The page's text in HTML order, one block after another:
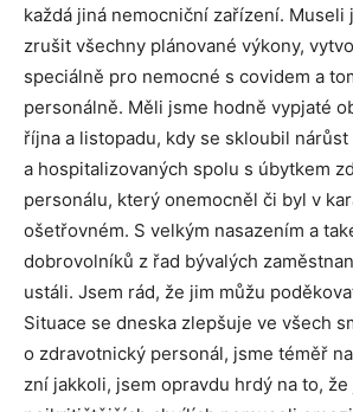
každá jiná nemocniční zařízení. Museli
zrušit všechny plánované výkony,
speciálně pro nemocné s covidem a
personálně. Měli jsme hodně vypjaté
října a listopadu, kdy se skloubil
a hospitalizovaných spolu s úbytkem
personálu, který onemocněl či byl v
ošetřovném. S velkým nasazením a
dobrovolníků z řad bývalých
ustáli. Jsem rád, že jim můžu
Situace se dneska zlepšuje ve všech
o zdravotnický personál, jsme téměř
zní jakkoli, jsem opravdu hrdý na to,